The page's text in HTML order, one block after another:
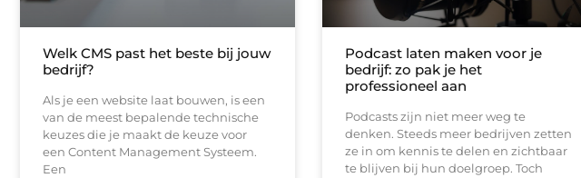
Welk CMS past het beste bij jouw
bedrijf?
Als je een website laat bouwen, is een
van de meest bepalende technische
keuzes die je maakt de keuze voor
een Content Management Systeem.
Een
Podcast laten maken voor je
bedrijf: zo pak je het
professioneel aan
Podcasts zijn niet meer weg te
denken. Steeds meer bedrijven zetten
ze in om kennis te delen en zichtbaar
te blijven bij hun doelgroep. Toch